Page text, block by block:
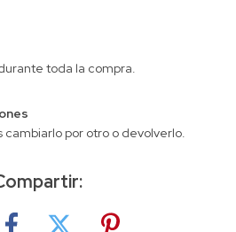
toda la compra.
cambiarlo por otro o devolverlo.